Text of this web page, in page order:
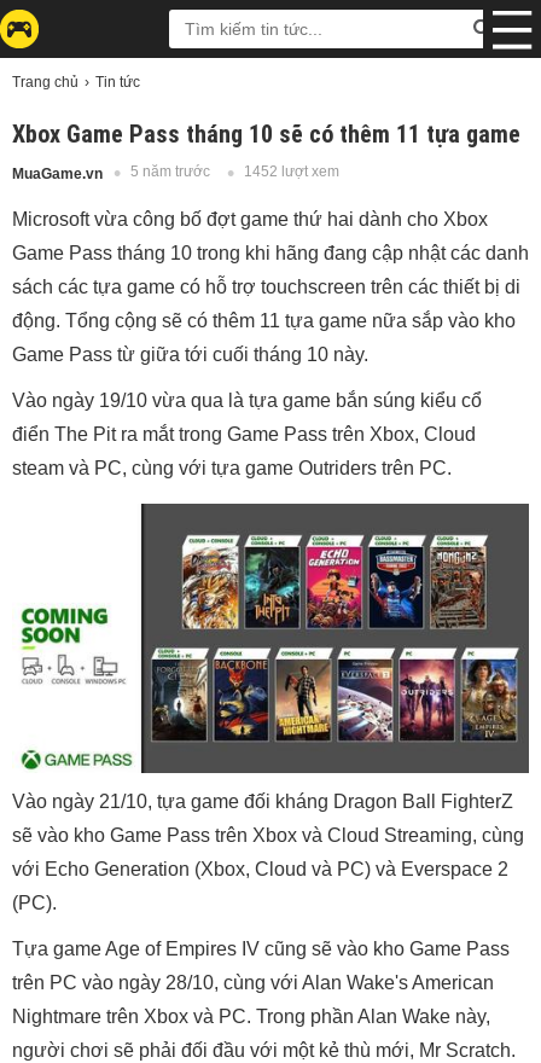
Trang chủ Tin tức
Xbox Game Pass tháng 10 sẽ có thêm 11 tựa game
MuaGame.vn 5 năm trước 1452 lượt xem
Microsoft vừa công bố đợt game thứ hai dành cho Xbox
Game Pass tháng 10 trong khi hãng đang cập nhật các danh
sách các tựa game có hỗ trợ touchscreen trên các thiết bị di
động. Tổng cộng sẽ có thêm 11 tựa game nữa sắp vào kho
Game Pass từ giữa tới cuối tháng 10 này.
Vào ngày 19/10 vừa qua là tựa game bắn súng kiểu cổ
điển The Pit ra mắt trong Game Pass trên Xbox, Cloud
steam và PC, cùng với tựa game Outriders trên PC.
Vào ngày 21/10, tựa game đối kháng Dragon Ball FighterZ
sẽ vào kho Game Pass trên Xbox và Cloud Streaming, cùng
với Echo Generation (Xbox, Cloud và PC) và Everspace 2
(PC).
Tựa game Age of Empires IV cũng sẽ vào kho Game Pass
trên PC vào ngày 28/10, cùng với Alan Wake's American
Nightmare trên Xbox và PC. Trong phần Alan Wake này,
người chơi sẽ phải đối đầu với một kẻ thù mới, Mr Scratch.